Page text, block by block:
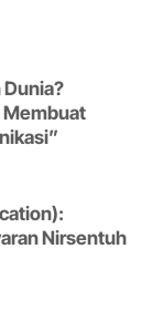
Dunia?
Membuat
Nirsentuh